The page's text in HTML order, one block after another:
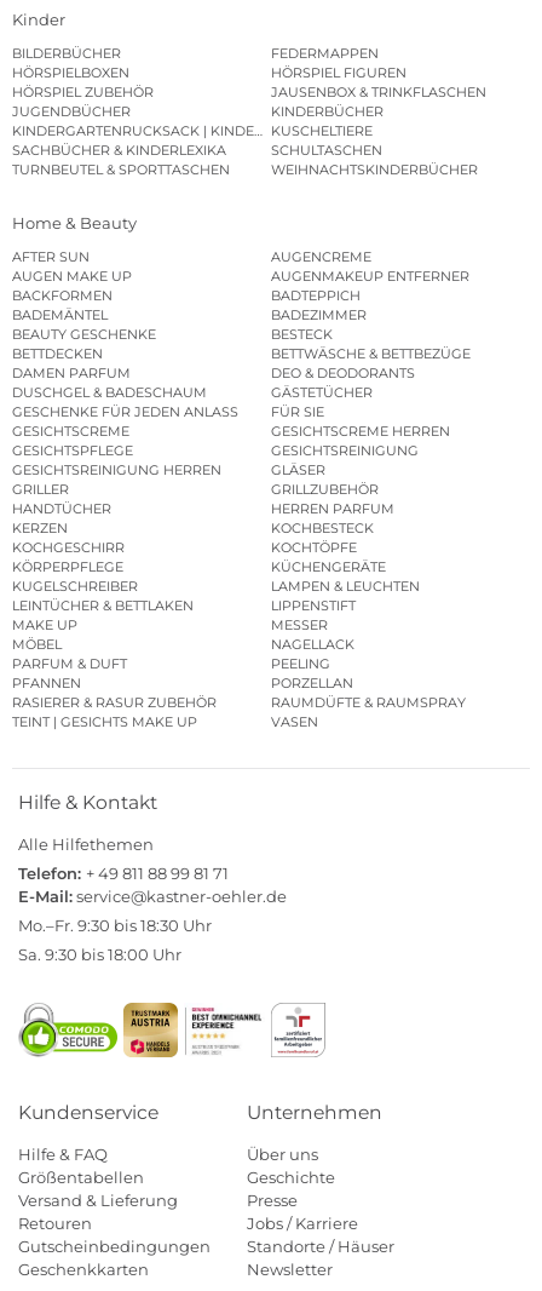
Kinder
BILDERBÜCHER
FEDERMAPPEN
HÖRSPIELBOXEN
HÖRSPIEL FIGUREN
HÖRSPIEL ZUBEHÖR
JAUSENBOX & TRINKFLASCHEN
JUGENDBÜCHER
KINDERBÜCHER
KINDERGARTENRUCKSACK | KINDERGARTENBEUTEL
KUSCHELTIERE
SACHBÜCHER & KINDERLEXIKA
SCHULTASCHEN
TURNBEUTEL & SPORTTASCHEN
WEIHNACHTSKINDERBÜCHER
Home & Beauty
AFTER SUN
AUGENCREME
AUGEN MAKE UP
AUGENMAKEUP ENTFERNER
BACKFORMEN
BADTEPPICH
BADEMÄNTEL
BADEZIMMER
BEAUTY GESCHENKE
BESTECK
BETTDECKEN
BETTWÄSCHE & BETTBEZÜGE
DAMEN PARFUM
DEO & DEODORANTS
DUSCHGEL & BADESCHAUM
GÄSTETÜCHER
GESCHENKE FÜR JEDEN ANLASS
FÜR SIE
GESICHTSCREME
GESICHTSCREME HERREN
GESICHTSPFLEGE
GESICHTSREINIGUNG
GESICHTSREINIGUNG HERREN
GLÄSER
GRILLER
GRILLZUBEHÖR
HANDTÜCHER
HERREN PARFUM
KERZEN
KOCHBESTECK
KOCHGESCHIRR
KOCHTÖPFE
KÖRPERPFLEGE
KÜCHENGERÄTE
KUGELSCHREIBER
LAMPEN & LEUCHTEN
LEINTÜCHER & BETTLAKEN
LIPPENSTIFT
MAKE UP
MESSER
MÖBEL
NAGELLACK
PARFUM & DUFT
PEELING
PFANNEN
PORZELLAN
RASIERER & RASUR ZUBEHÖR
RAUMDÜFTE & RAUMSPRAY
TEINT | GESICHTS MAKE UP
VASEN
Hilfe & Kontakt
Alle Hilfethemen
Telefon: + 49 811 88 99 81 71
E-Mail:service@kastner-oehler.de
Mo.–Fr. 9:30 bis 18:30 Uhr
Sa. 9:30 bis 18:00 Uhr
Kundenservice
Hilfe & FAQ
Größentabellen
Versand & Lieferung
Retouren
Gutscheinbedingungen
Geschenkkarten
Unternehmen
Über uns
Geschichte
Presse
Jobs / Karriere
Standorte / Häuser
Newsletter